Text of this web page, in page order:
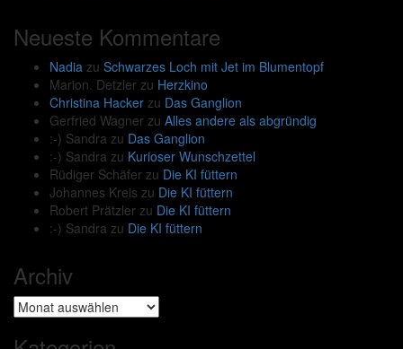
Neueste Kommentare
Nadia zu Schwarzes Loch mit Jet im Blumentopf
Marion. Detzler zu Herzkino
Christina Hacker zu Das Ganglion
Gerfried Wagner zu Alles andere als abgründig
:-) Sandra zu Das Ganglion
:-) Sandra zu Kurioser Wunschzettel
Rüdiger Schäfer zu Die KI füttern
Johannes Kreis zu Die KI füttern
Robert Prätzler zu Die KI füttern
:-) Sandra zu Die KI füttern
Archiv
Archiv